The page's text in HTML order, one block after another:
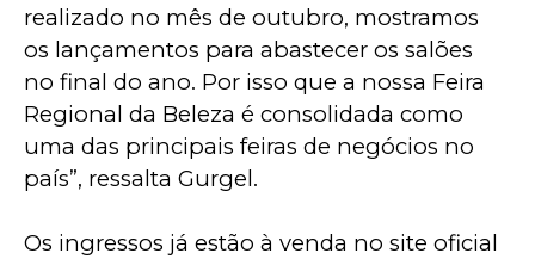
realizado no mês de outubro, mostramos
os lançamentos para abastecer os salões
no final do ano. Por isso que a nossa Feira
Regional da Beleza é consolidada como
uma das principais feiras de negócios no
país”, ressalta Gurgel.
Os ingressos já estão à venda no site oficial